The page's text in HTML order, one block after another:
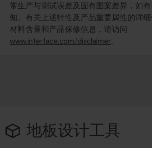
常生产与测试误差及固有图案差异，如
知。有关上述特性及产品重要属性的详
材料含量和产品保修信息，请访问
www.interface.com/disclaimer。
地板设计工具